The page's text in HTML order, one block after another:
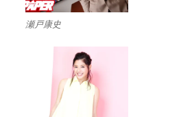
瀬戸康史